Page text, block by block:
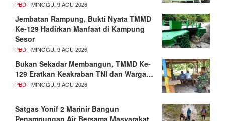
PBD- MINGGU, 9 AGU 2026
Jembatan Rampung, Bukti Nyata TMMD
Ke-129 Hadirkan Manfaat di Kampung
Sesor
PBD- MINGGU, 9 AGU 2026
Bukan Sekadar Membangun, TMMD Ke-
129 Eratkan Keakraban TNI dan Warga…
PBD- MINGGU, 9 AGU 2026
Satgas Yonif 2 Marinir Bangun